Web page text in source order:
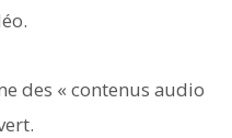
des « contenus audio